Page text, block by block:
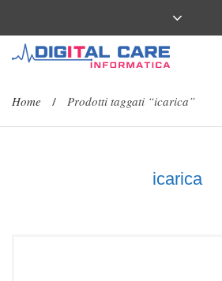
Home / Prodotti taggati “icarica”
icarica